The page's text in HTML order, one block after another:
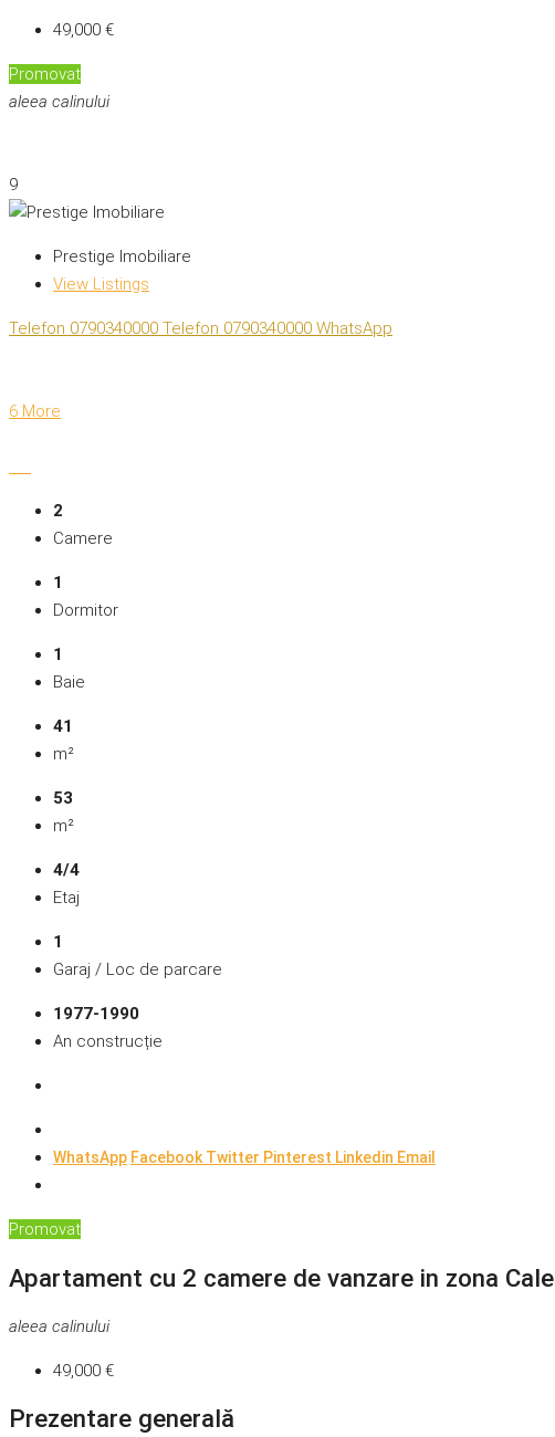
49,000 €
Promovat
aleea calinului
9
Prestige Imobiliare
View Listings
Telefon 0790340000 Telefon 0790340000 WhatsApp
6 More
2
Camere
1
Dormitor
1
Baie
41
m²
53
m²
4/4
Etaj
1
Garaj / Loc de parcare
1977-1990
An construcție
WhatsApp FacebookTwitter Pinterest Linkedin Email
Promovat
Apartament cu 2 camere de vanzare in zona
aleea calinului
49,000 €
Prezentare generală